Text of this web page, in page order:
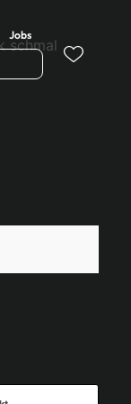
Jobs
schmal